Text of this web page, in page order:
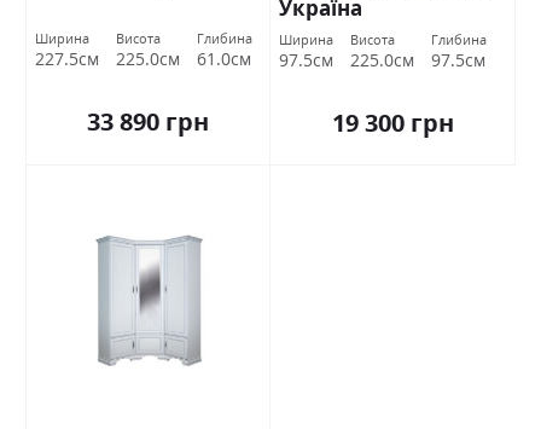
Ширина
227.5см
Висота
225.0см
Глибина
61.0см
33 890 грн
Україна
Ширина
97.5см
Висота
225.0см
Глибина
97.5см
19 300 грн